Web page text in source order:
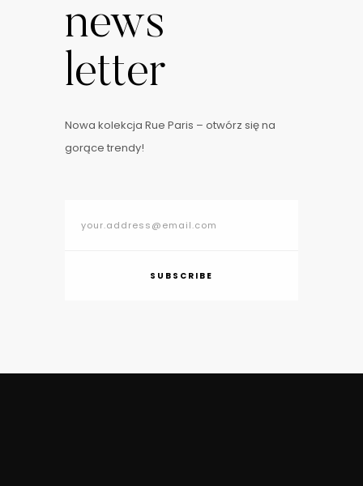
news
letter
Nowa kolekcja Rue Paris – otwórz się na
gorące trendy!
SUBSCRIBE